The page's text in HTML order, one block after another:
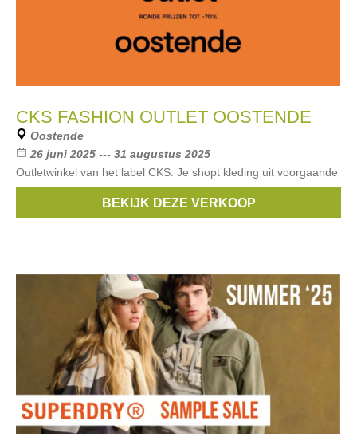
CKS FASHION OUTLET OOSTENDE
Oostende
26 juni 2025 --- 31 augustus 2025
Outletwinkel van het label CKS. Je shopt kleding uit voorgaande
damescollecties aan ronde prijzen en kortingen tot -70%.
BEKIJK DEZE VERKOOP